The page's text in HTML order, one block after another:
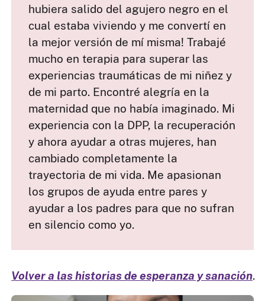
hubiera salido del agujero negro en el
cual estaba viviendo y me convertí en
la mejor versión de mí misma! Trabajé
mucho en terapia para superar las
experiencias traumáticas de mi niñez y
de mi parto. Encontré alegría en la
maternidad que no había imaginado. Mi
experiencia con la DPP, la recuperación
y ahora ayudar a otras mujeres, han
cambiado completamente la
trayectoria de mi vida. Me apasionan
los grupos de ayuda entre pares y
ayudar a los padres para que no sufran
en silencio como yo.
Volver a las historias de esperanza y sanación.